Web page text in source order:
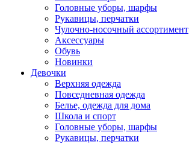
Головные уборы, шарфы
Рукавицы, перчатки
Чулочно-носочный ассортимент
Аксессуары
Обувь
Новинки
Девочки
Верхняя одежда
Повседневная одежда
Белье, одежда для дома
Школа и спорт
Головные уборы, шарфы
Рукавицы, перчатки